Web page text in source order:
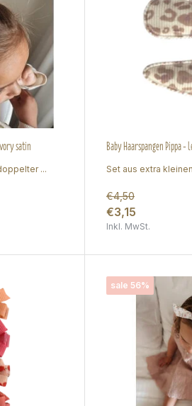
satin
...
Baby Haarspangen Pippa
Set aus extra
€4,50
€3,15
Inkl. MwSt.
sale 56%